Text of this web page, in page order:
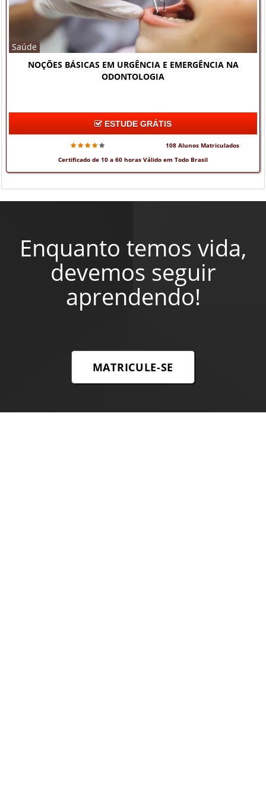
Saúde
NOÇÕES BÁSICAS EM URGÊNCIA E EMERGÊNCIA NA
ODONTOLOGIA
ESTUDE GRÁTIS
108 Alunos Matriculados
Certificado de 10 a 60 horas Válido em Todo Brasil
Enquanto temos vida,
devemos seguir
aprendendo!
MATRICULE-SE